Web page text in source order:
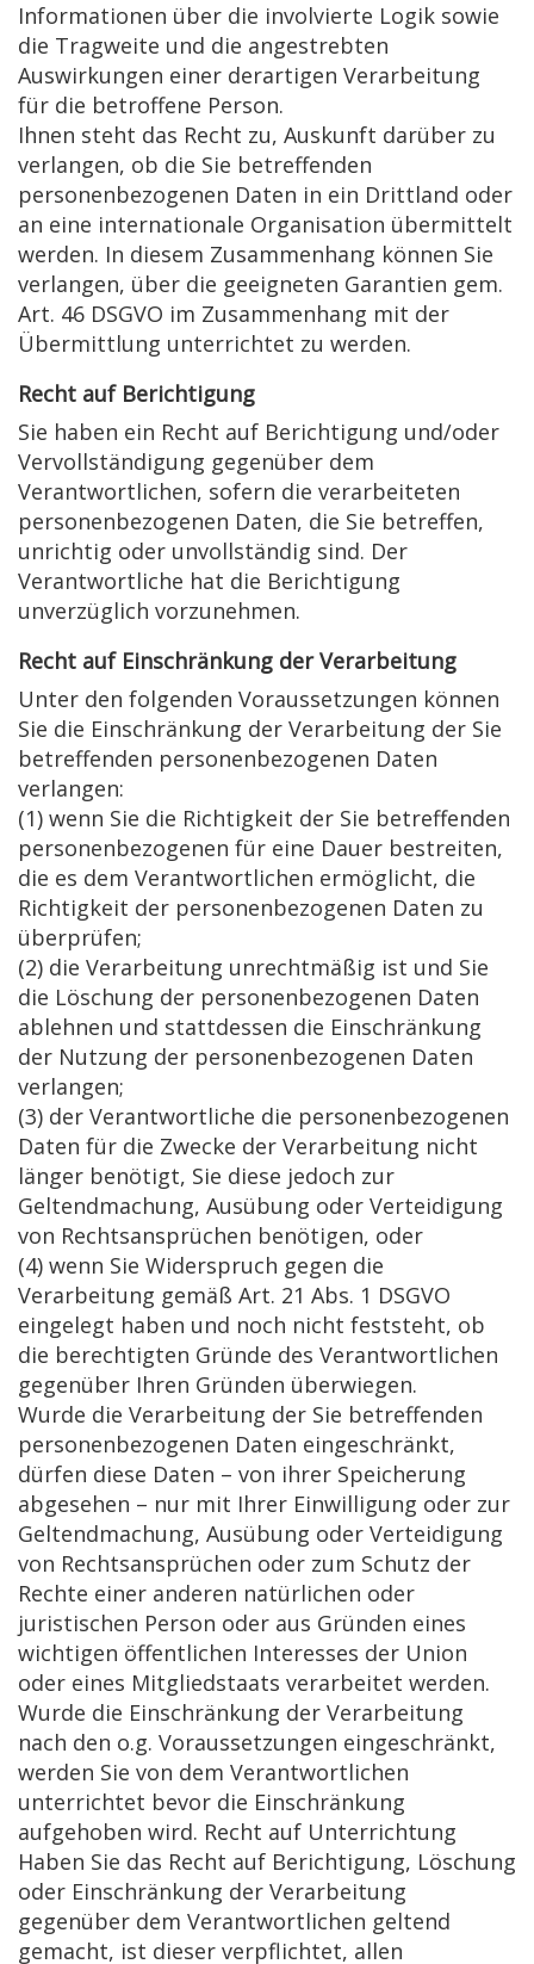
Informationen über die involvierte Logik sowie
die Tragweite und die angestrebten
Auswirkungen einer derartigen Verarbeitung
für die betroffene Person.
Ihnen steht das Recht zu, Auskunft darüber zu
verlangen, ob die Sie betreffenden
personenbezogenen Daten in ein Drittland oder
an eine internationale Organisation übermittelt
werden. In diesem Zusammenhang können Sie
verlangen, über die geeigneten Garantien gem.
Art. 46 DSGVO im Zusammenhang mit der
Übermittlung unterrichtet zu werden.
Recht auf Berichtigung
Sie haben ein Recht auf Berichtigung und/oder
Vervollständigung gegenüber dem
Verantwortlichen, sofern die verarbeiteten
personenbezogenen Daten, die Sie betreffen,
unrichtig oder unvollständig sind. Der
Verantwortliche hat die Berichtigung
unverzüglich vorzunehmen.
Recht auf Einschränkung der Verarbeitung
Unter den folgenden Voraussetzungen können
Sie die Einschränkung der Verarbeitung der Sie
betreffenden personenbezogenen Daten
verlangen:
(1) wenn Sie die Richtigkeit der Sie betreffenden
personenbezogenen für eine Dauer bestreiten,
die es dem Verantwortlichen ermöglicht, die
Richtigkeit der personenbezogenen Daten zu
überprüfen;
(2) die Verarbeitung unrechtmäßig ist und Sie
die Löschung der personenbezogenen Daten
ablehnen und stattdessen die Einschränkung
der Nutzung der personenbezogenen Daten
verlangen;
(3) der Verantwortliche die personenbezogenen
Daten für die Zwecke der Verarbeitung nicht
länger benötigt, Sie diese jedoch zur
Geltendmachung, Ausübung oder Verteidigung
von Rechtsansprüchen benötigen, oder
(4) wenn Sie Widerspruch gegen die
Verarbeitung gemäß Art. 21 Abs. 1 DSGVO
eingelegt haben und noch nicht feststeht, ob
die berechtigten Gründe des Verantwortlichen
gegenüber Ihren Gründen überwiegen.
Wurde die Verarbeitung der Sie betreffenden
personenbezogenen Daten eingeschränkt,
dürfen diese Daten – von ihrer Speicherung
abgesehen – nur mit Ihrer Einwilligung oder zur
Geltendmachung, Ausübung oder Verteidigung
von Rechtsansprüchen oder zum Schutz der
Rechte einer anderen natürlichen oder
juristischen Person oder aus Gründen eines
wichtigen öffentlichen Interesses der Union
oder eines Mitgliedstaats verarbeitet werden.
Wurde die Einschränkung der Verarbeitung
nach den o.g. Voraussetzungen eingeschränkt,
werden Sie von dem Verantwortlichen
unterrichtet bevor die Einschränkung
aufgehoben wird. Recht auf Unterrichtung
Haben Sie das Recht auf Berichtigung, Löschung
oder Einschränkung der Verarbeitung
gegenüber dem Verantwortlichen geltend
gemacht, ist dieser verpflichtet, allen